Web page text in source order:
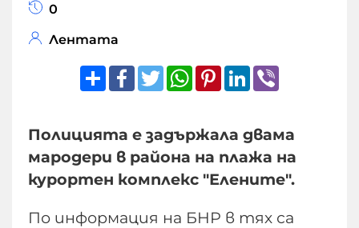
0
Лентата
ShareFacebook
TwitterWhatsApp
Pinterest
LinkedIn
Полицията е задържала двама
мародери в района на плажа на
курортен комплекс "Елените".
По информация на БНР в тях са